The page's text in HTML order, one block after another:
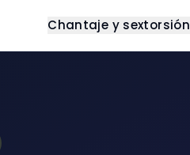
Chantaje y sextorsión
completas